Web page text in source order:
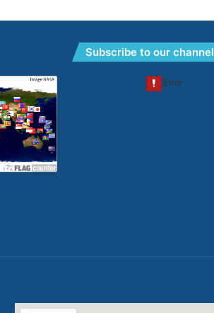
Subscribe to our channel